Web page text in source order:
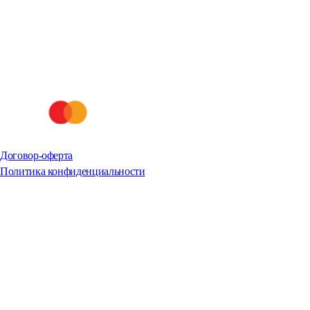
Договор-оферта
Политика конфиденциальности